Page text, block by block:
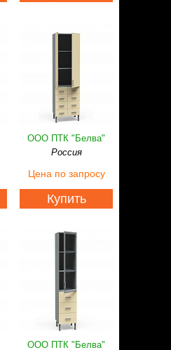
ООО ПТК "Белва"
Россия
Цена по запросу
Купить
ООО ПТК "Белва"